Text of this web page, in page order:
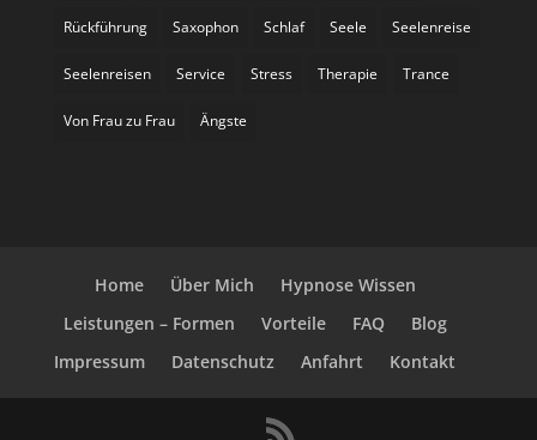
Rückführung Saxophon Schlaf Seele Seelenreise
Seelenreisen Service Stress Therapie Trance
Von Frau zu Frau Ängste
Home Über Mich
Hypnose Wissen
Leistungen – Formen
Vorteile FAQ
Blog
Impressum
Datenschutz Anfahrt Kontakt